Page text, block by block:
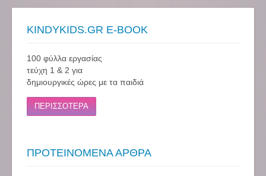
KINDYKIDS.GR E-BOOK
100 φύλλα εργασίας
τεύχη 1 & 2 για
δημιουργικές ώρες με τα παιδιά
ΠΕΡΙΣΣΟΤΕΡΑ
ΠΡΟΤΕΙΝΟΜΕΝΑ ΑΡΘΡΑ